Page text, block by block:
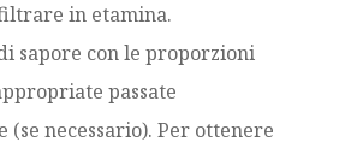
in etamina.
sapore con le proporzioni
passate
(se necessario). Per ottenere